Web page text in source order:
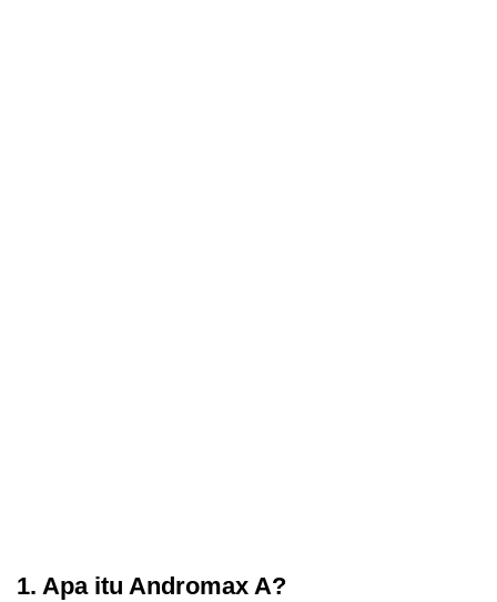
1. Apa itu Andromax A?